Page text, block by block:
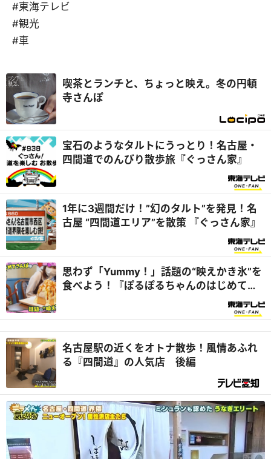
#東海テレビ
#観光
#車
喫茶とランチと、ちょっと映え。冬の円頓
寺さんぽ
宝石のようなタルトにうっとり！名古屋・
四間道でのんびり散歩旅『ぐっさん家』
1年に3週間だけ！”幻のタルト”を発見！名
古屋 “四間道エリア”を散策 『ぐっさん家』
思わず「Yummy！」話題の“映えかき氷”を
食べよう！『ぽるぽるちゃんのはじめてさ
名古屋駅の近くをオトナ散歩！風情あふれ
る『四間道』の人気店 後編